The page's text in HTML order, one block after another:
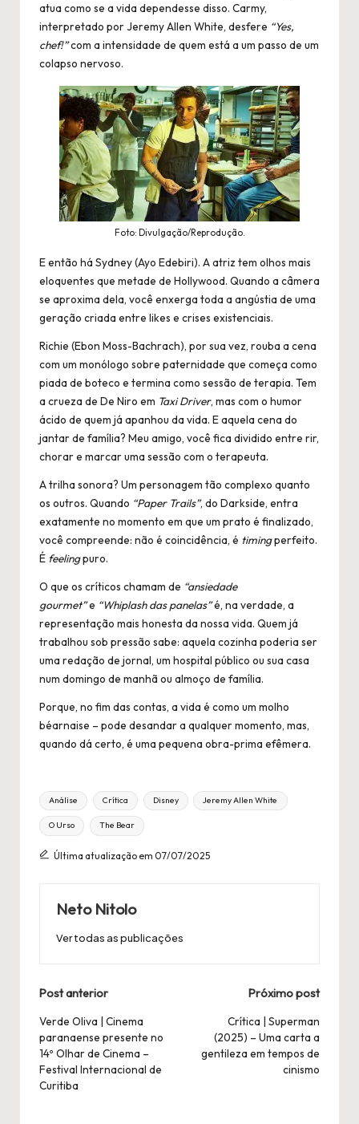
atua como se a vida dependesse disso. Carmy,
interpretado por Jeremy Allen White, desfere “Yes,
chef!”com a intensidade de quem está a um passo de um
colapso nervoso.
Foto: Divulgação/Reprodução.
E então há Sydney (Ayo Edebiri). A atriz tem olhos mais
eloquentes que metade de Hollywood. Quando a câmera
se aproxima dela, você enxerga toda a angústia de uma
geração criada entre likes e crises existenciais.
Richie (Ebon Moss-Bachrach), por sua vez, rouba a cena
com um monólogo sobre paternidade que começa como
piada de boteco e termina como sessão de terapia. Tem
a crueza de De Niro em Taxi Driver, mas com o humor
ácido de quem já apanhou da vida. E aquela cena do
jantar de família? Meu amigo, você fica dividido entre rir,
chorar e marcar uma sessão com o terapeuta.
A trilha sonora? Um personagem tão complexo quanto
os outros. Quando “Paper Trails”, do Darkside, entra
exatamente no momento em que um prato é finalizado,
você compreende: não é coincidência, é timingperfeito.
É feelingpuro.
O que os críticos chamam de “ansiedade
gourmet”e “Whiplash das panelas”é, na verdade, a
representação mais honesta da nossa vida. Quem já
trabalhou sob pressão sabe: aquela cozinha poderia ser
uma redação de jornal, um hospital público ou sua casa
num domingo de manhã ou almoço de família.
Porque, no fim das contas, a vida é como um molho
béarnaise – pode desandar a qualquer momento, mas,
quando dá certo, é uma pequena obra-prima efêmera.
Título
Tags:
Análise Crítica Disney Jeremy Allen White
O Urso The Bear
Última atualização em 07/07/2025
Neto Nitolo
Ver todas as publicações
Navegação
Postal
Post anterior
Verde Oliva | Cinema
paranaense presente no
14º Olhar de Cinema –
Festival Internacional de
Curitiba
Próximo post
Crítica | Superman
(2025) – Uma carta a
gentileza em tempos de
cinismo